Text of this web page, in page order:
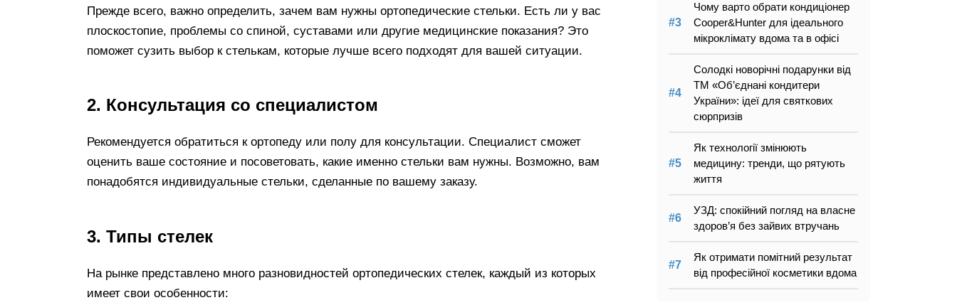
Прежде всего, важно определить, зачем вам нужны ортопедические стельки. Есть ли у вас
плоскостопие, проблемы со спиной, суставами или другие медицинские показания? Это
поможет сузить выбор к стелькам, которые лучше всего подходят для вашей ситуации.
2. Консультация со специалистом
Рекомендуется обратиться к ортопеду или полу для консультации. Специалист сможет
оценить ваше состояние и посоветовать, какие именно стельки вам нужны. Возможно, вам
понадобятся индивидуальные стельки, сделанные по вашему заказу.
3. Типы стелек
На рынке представлено много разновидностей ортопедических стелек, каждый из которых
имеет свои особенности:
Чому варто обрати кондиціонер
Cooper&Hunter для ідеального
мікроклімату вдома та в офісі
Солодкі новорічні подарунки від
ТМ «Об’єднані кондитери
України»: ідеї для святкових
сюрпризів
Як технології змінюють
медицину: тренди, що рятують
життя
УЗД: спокійний погляд на власне
здоров’я без зайвих втручань
Як отримати помітний результат
від професійної косметики вдома